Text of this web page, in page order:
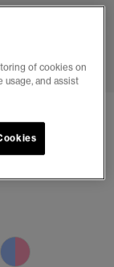
of cookies on
usage, and assist